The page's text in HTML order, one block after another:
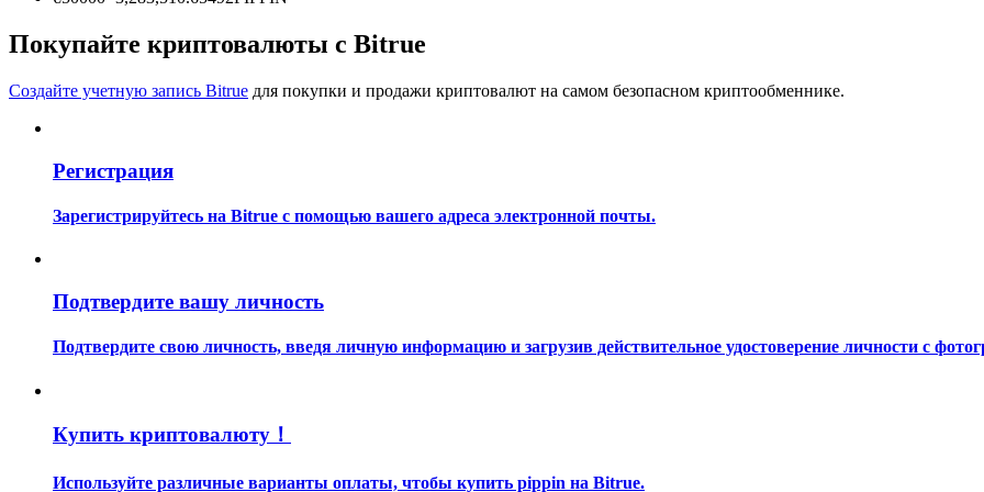
Наслаждайтесь распределением прибыли и комиссиями за копи-трейдинг
Анализ больших данных, включая торговую информацию и т. д.
Покупайте криптовалюты с Bitrue
Создайте учетную запись Bitrue для покупки и продажи криптовалют на самом безопасном криптообменнике.
Регистрация
Зарегистрируйтесь на Bitrue с помощью вашего адреса электронной почты.
Подтвердите вашу личность
Подтвердите свою личность, введя личную информацию и загрузив действительное удостоверение личности с
Купить криптовалюту！
Используйте различные варианты оплаты, чтобы купить pippin на Bitrue.